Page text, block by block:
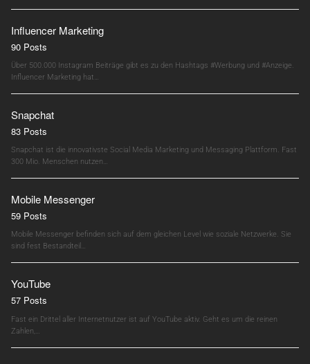
Influencer Marketing
90 Posts
Über 500.000 Instagram Beiträge gibt es zu den Hashtags #Werbung und #Anzeige.
Influencer Marketing hat…
Snapchat
83 Posts
Snapchat ist die innovativste Social Media Marketing und Messaging Plattform. Fast
300 Mio. Menschen nutzen…
Mobile Messenger
59 Posts
Mobile Messenger befinden sich auf dem gleichen Level wie soziale Netzwerke. Sie
sind fest Bestandteil…
YouTube
57 Posts
Fast ein Drittel aller Internetnutzer ist auf YouTube aktiv. Geht es um die reinen
Zahlen,…